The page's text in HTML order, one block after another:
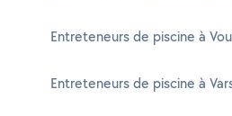
Entreteneurs de piscine à
Entreteneurs de piscine à